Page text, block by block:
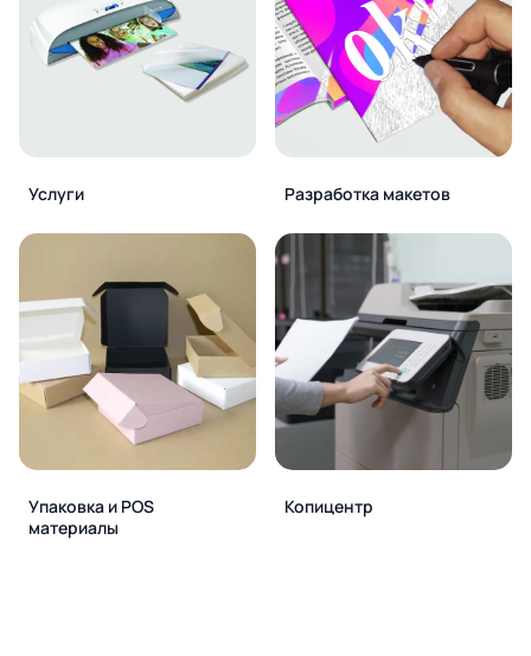
Услуги Разработка макетов
Упаковка и POS
материалы
Копицентр